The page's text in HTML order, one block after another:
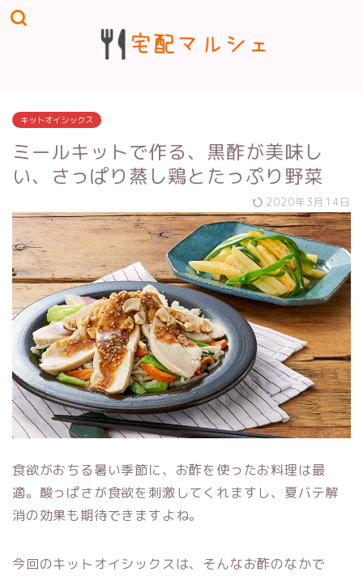
キットオイシックス
ミールキットで作る、黒酢が美味し
い、さっぱり蒸し鶏とたっぷり野菜
2020年3月14日
食欲がおちる暑い季節に、お酢を使ったお料理は最
適。酸っぱさが食欲を刺激してくれますし、夏バテ解
消の効果も期待できますよね。
今回のキットオイシックスは、そんなお酢のなかで